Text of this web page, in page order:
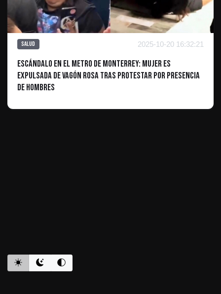
Salud 2025-10-20 16:32:21
Escándalo en el Metro de Monterrey: Mujer es
expulsada de vagón rosa tras protestar por presencia
de hombres